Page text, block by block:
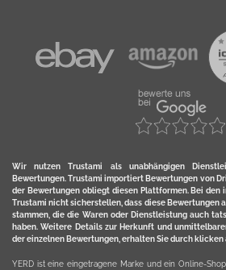
Wir nutzen Trustami als unabhängigen
Bewertungen. Trustami importiert Bewertungen von
der Bewertungen obliegt diesen Plattformen. Bei den
Trustami nicht sicherstellen, dass diese Bewertungen
stammen, die die Waren oder Dienstleistung auch
haben. Weitere Details zur Herkunft und
der einzelnen Bewertungen, erhalten Sie durch klicken
YERD ist eine eingetragene Marke und ein Online-